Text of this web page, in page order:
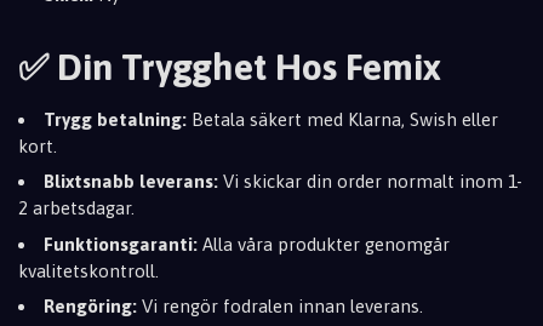
✅ Din Trygghet Hos Femix
Trygg betalning: Betala säkert med Klarna, Swish eller
kort.
Blixtsnabb leverans: Vi skickar din order normalt inom 1-
2 arbetsdagar.
Funktionsgaranti: Alla våra produkter genomgår
kvalitetskontroll.
Rengöring: Vi rengör fodralen innan leverans.